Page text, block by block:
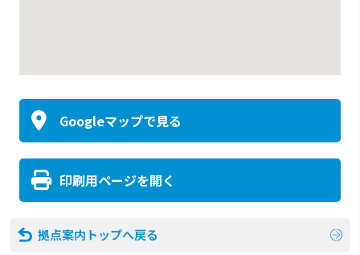
Googleマップで見る
印刷用ページを開く
拠点案内トップへ戻る